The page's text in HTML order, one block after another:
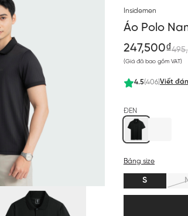
Insidemen
Áo Polo
247,500₫
(Giá đã bao gồm VAT)
4.5(406)Viết
ĐEN
Bảng size
S